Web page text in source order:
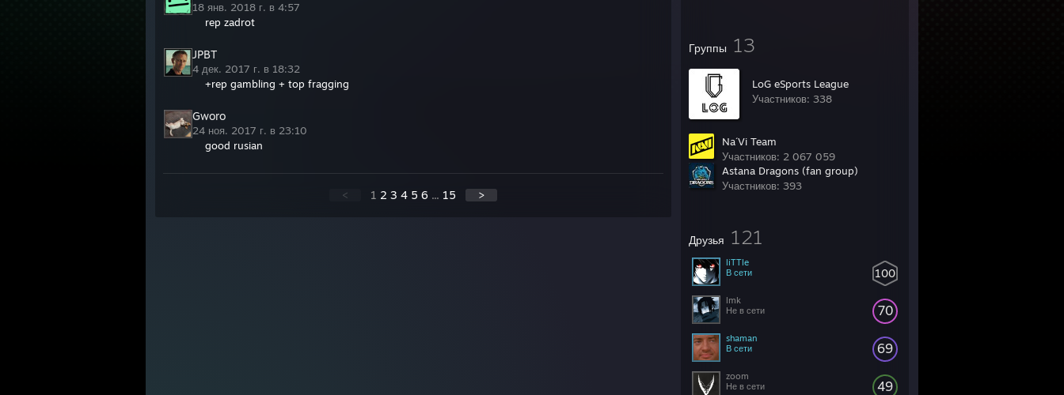
Группы 13
LoG eSports League
Участников: 338
Na´Vi Team
Участников: 2 067 059
Astana Dragons (fan group)
Участников: 393
Друзья 121
100
liTTle
В сети
70
lmk
Не в сети
69
shaman
В сети
49
zoom
Не в сети
18 янв. 2018 г. в 4:57
rep zadrot
JPBT
4 дек. 2017 г. в 18:32
+rep gambling + top fragging
Gworo
24 ноя. 2017 г. в 23:10
good rusian
< 1 2 3 4 5 6 ... 15 >